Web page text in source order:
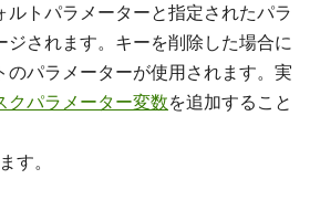
ルトパラメーターと指定されたパラ
ジされます。キーを削除した場合に
のパラメーターが使用されます。実
クパラメーター変数を追加すること
す。